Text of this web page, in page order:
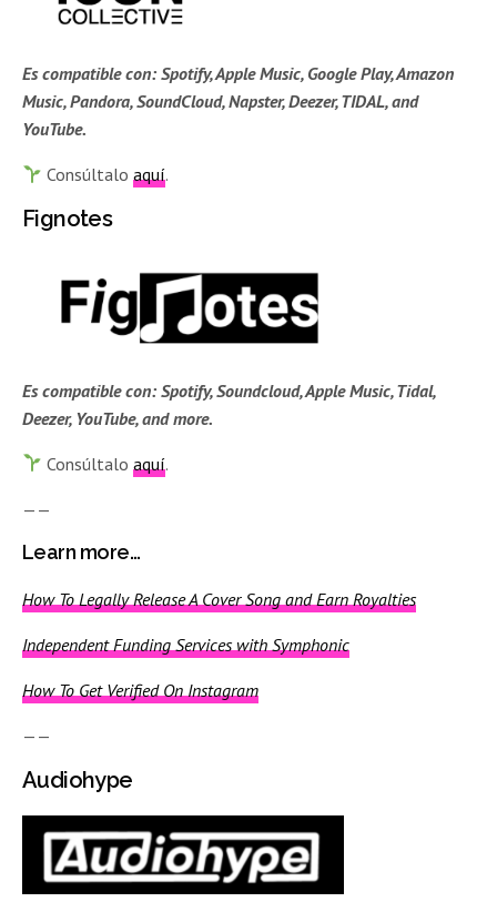
Es compatible con: Spotify, Apple Music, Google Play, Amazon
Music, Pandora, SoundCloud, Napster, Deezer, TIDAL, and
YouTube.
Consúltaloaquí.
Fignotes
Es compatible con: Spotify, Soundcloud, Apple Music, Tidal,
Deezer, YouTube, and more.
Consúltaloaquí.
——
Learn more…
How To Legally Release A Cover Song and Earn Royalties
Independent Funding Services with Symphonic
How To Get Verified On Instagram
——
Audiohype